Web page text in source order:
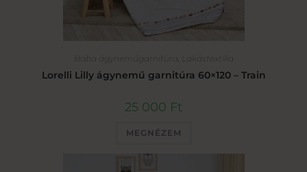
Baba ágyneműgarnitúra, Lakástextília
Lorelli Lilly ágynemű garnitúra 60×120 – Train
25 000 Ft
MEGNÉZEM